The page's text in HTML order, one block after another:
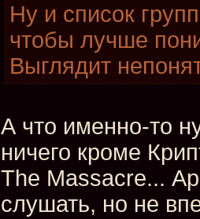
Ну и список
чтобы лучше
Выглядит
А что именно-то
ничего кроме
The Massacre...
слушать, но не